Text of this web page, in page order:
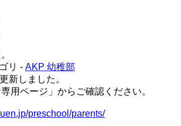
リ - AKP 幼稚部
新しました。
用ページ」からご確認ください。
preschool/parents/